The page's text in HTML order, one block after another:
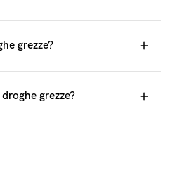
grezze?
e dosarlo.
grezze non è stata
grezze?